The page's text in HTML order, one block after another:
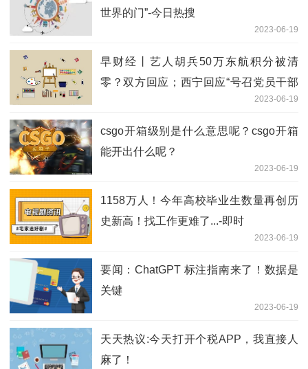
世界的门”-今日热搜
2023-06-19
早财经丨艺人胡兵50万东航积分被清
零？双方回应；西宁回应“号召党员干部
邀请游客回家食宿”；乌提结束冲突条
件：俄从乌全境撤军 全球视点
2023-06-19
csgo开箱级别是什么意思呢？csgo开箱
能开出什么呢？
2023-06-19
1158万人！今年高校毕业生数量再创历
史新高！找工作更难了...-即时
2023-06-19
要闻：ChatGPT 标注指南来了！数据是
关键
2023-06-19
天天热议:今天打开个税APP，我直接人
麻了！